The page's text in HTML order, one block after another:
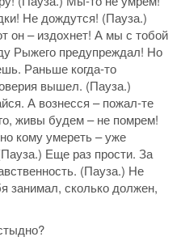
Не дождутся! (Пауза.)
он – издохнет! А мы с тобой
Рыжего предупреждал! Но
Раньше когда-то
вышел. (Пауза.)
А вознесся – пожал-те
живы будем – не помрем!
кому умереть – уже
Еще раз прости. За
(Пауза.) Не
занимал, сколько должен,